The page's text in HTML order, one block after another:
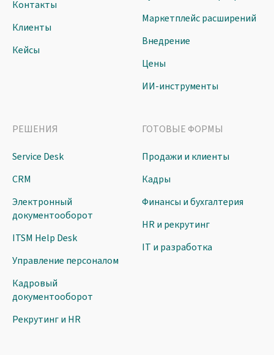
Контакты
Клиенты
Кейсы
Маркетплейс расширений
Внедрение
Цены
ИИ-инструменты
РЕШЕНИЯ
Service Desk
CRM
Электронный
документооборот
ITSM Help Desk
Управление персоналом
Кадровый
документооборот
Рекрутинг и HR
ГОТОВЫЕ ФОРМЫ
Продажи и клиенты
Кадры
Финансы и бухгалтерия
HR и рекрутинг
IT и разработка